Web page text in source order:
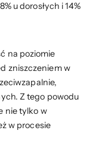
u dorosłych i 14%
na poziomie
zniszczeniem w
Z tego powodu
nie tylko w
w procesie